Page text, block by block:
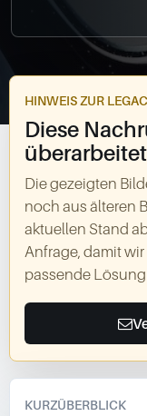
HINWEIS ZUR
Diese
Die gezeigten
noch aus älteren
aktuellen Stand
Anfrage, damit
passende
KURZÜBERBLICK